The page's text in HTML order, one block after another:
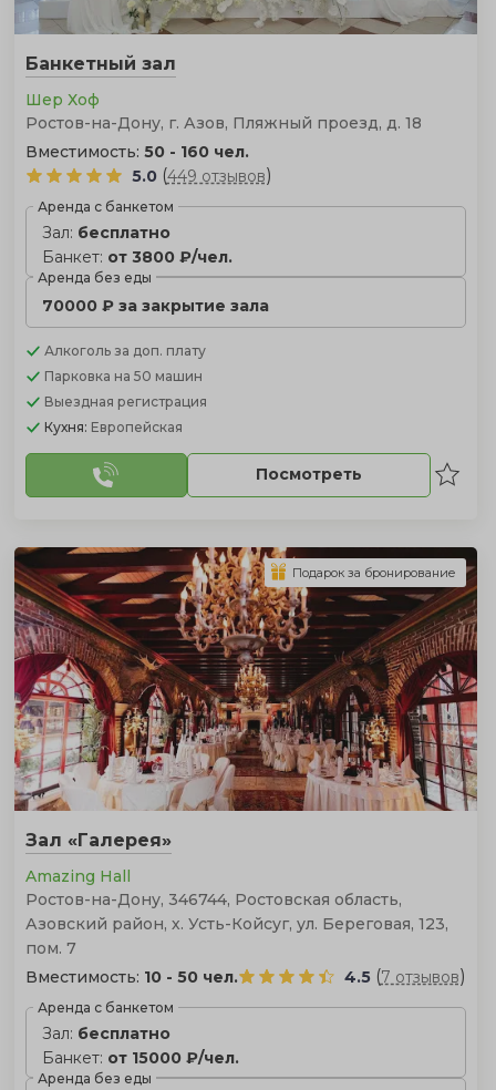
Банкетный зал
Шер Хоф
Ростов-на-Дону, г. Азов, Пляжный проезд, д. 18
Вместимость: 50 - 160 чел.
5.0 (449 отзывов)
Аренда с банкетом
Зал: бесплатно
Банкет: от 3800 ₽/чел.
Аренда без еды
70000 ₽ за закрытие зала
Алкоголь за доп. плату
Парковка на 50 машин
Выездная регистрация
Кухня: Европейская
Посмотреть
Зал «Галерея»
Amazing Hall
Ростов-на-Дону, 346744, Ростовская область,
Азовский район, х. Усть-Койсуг, ул. Береговая, 123,
пом. 7
Вместимость: 10 - 50 чел. 4.5 (7 отзывов)
Аренда с банкетом
Зал: бесплатно
Банкет: от 15000 ₽/чел.
Аренда без еды
Подарок за бронирование